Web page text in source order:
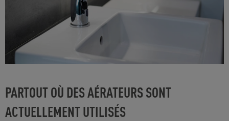
PARTOUT OÙ DES AÉRATEURS SONT
ACTUELLEMENT UTILISÉS